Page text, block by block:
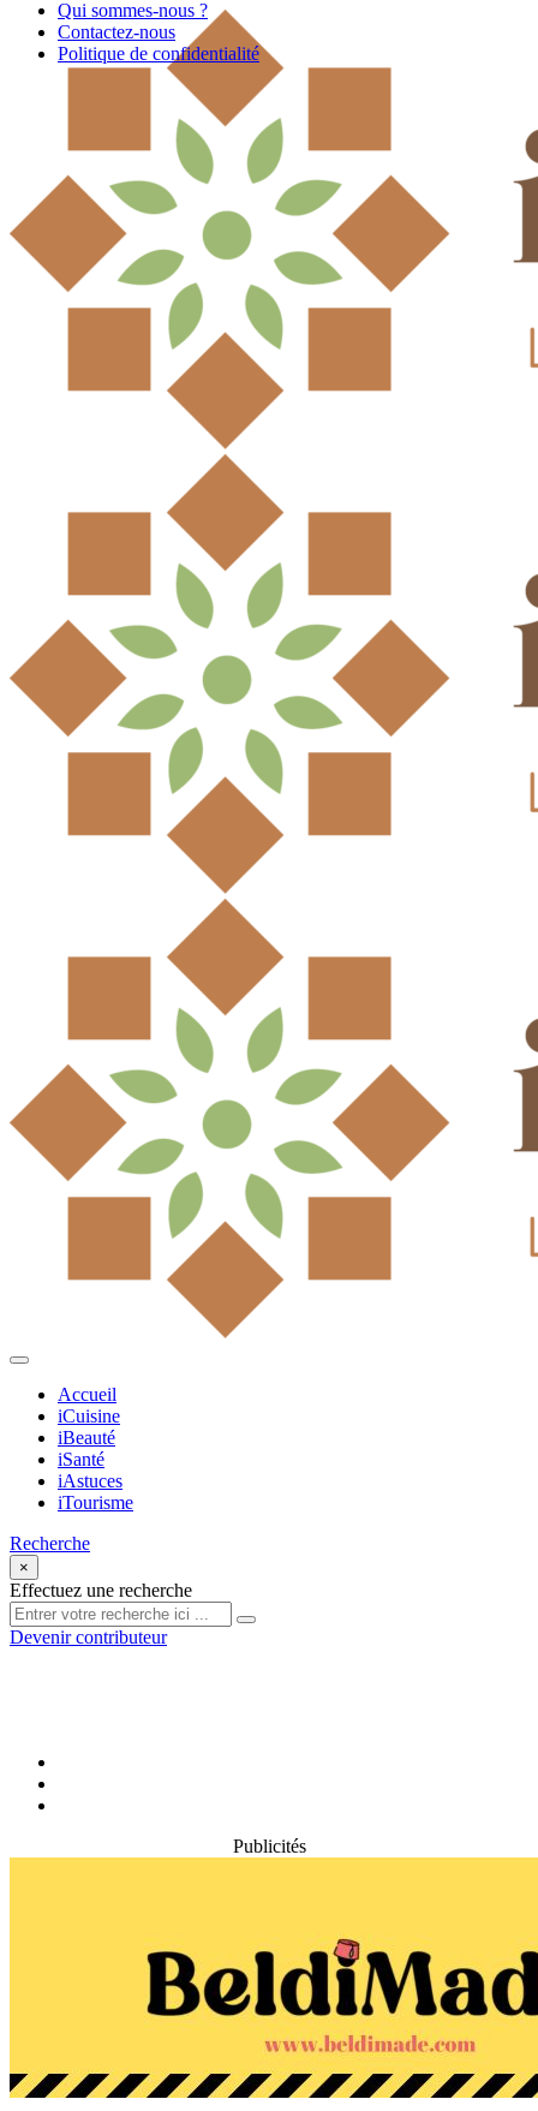
Accueil
iCuisine
iBeauté
iSanté
iAstuces
iTourisme
Recherche
×
Effectuez une recherche
Devenir contributeur
Qui sommes-nous ?
Contactez-nous
Politique de confidentialité
Publicités